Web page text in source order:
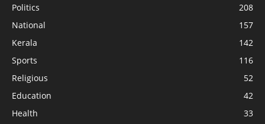
Politics
208
National
157
Kerala
142
Sports
116
Religious
52
Education
42
Health
33